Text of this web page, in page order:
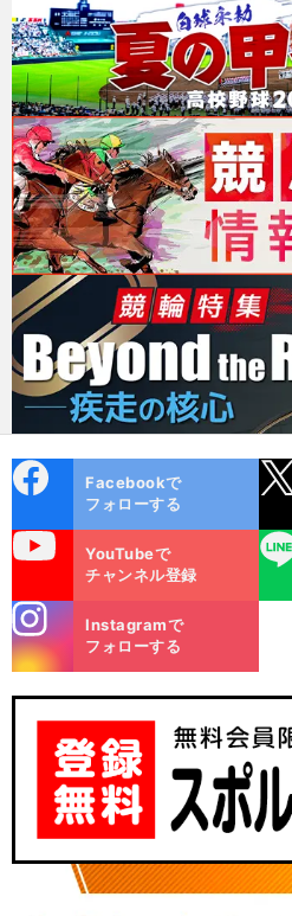
ok
Facebookで
フォローする
YouTubeで
チャンネル登録
LINE
m
Instagramで
フォローする